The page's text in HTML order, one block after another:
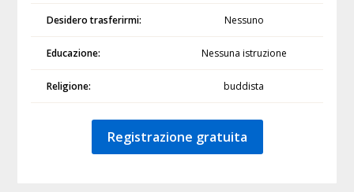
Desidero trasferirmi: Nessuno
Educazione: Nessuna istruzione
Religione: buddista
Registrazione gratuita